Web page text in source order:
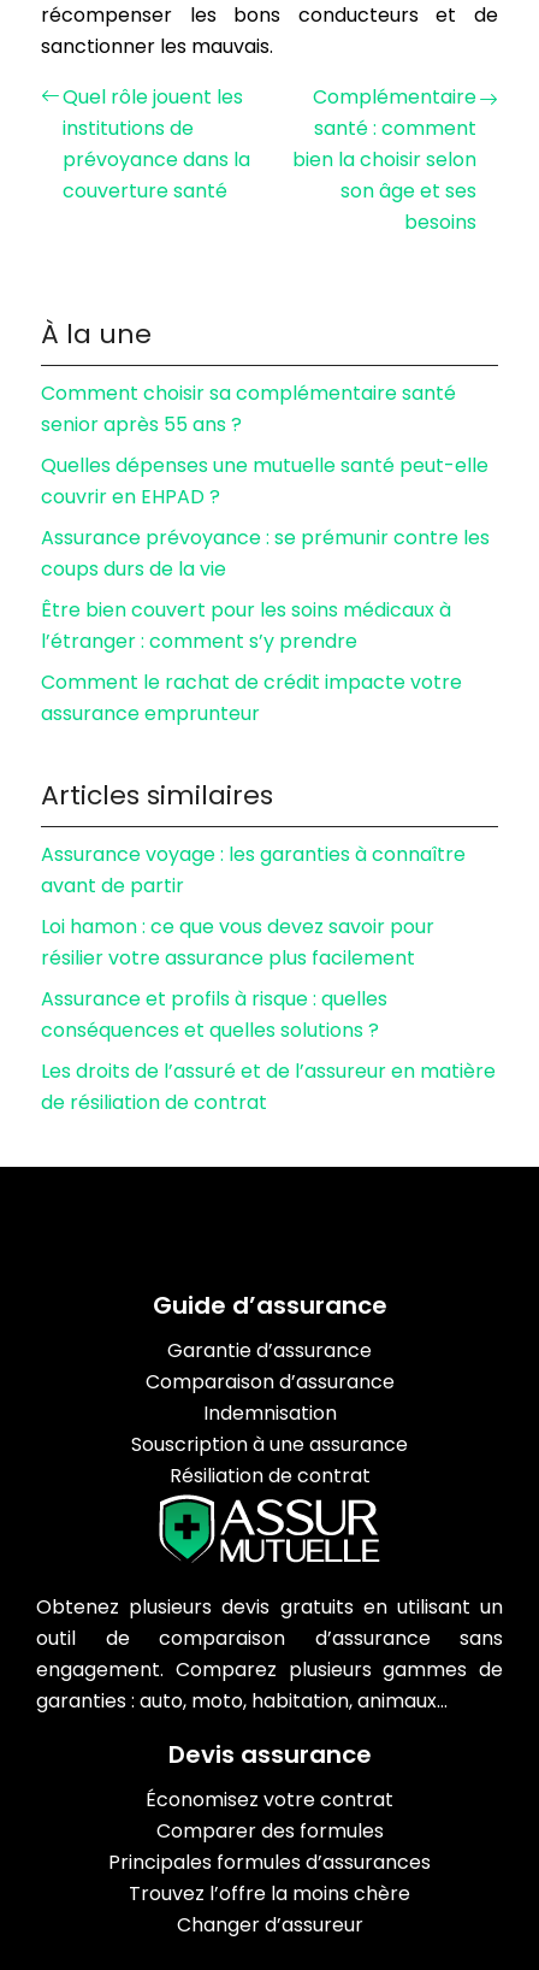
récompenser les bons conducteurs et de
sanctionner les mauvais.
Quel rôle jouent les
institutions de
prévoyance dans la
couverture santé
Complémentaire
santé : comment
bien la choisir selon
son âge et ses
besoins
À la une
Comment choisir sa complémentaire santé
senior après 55 ans ?
Quelles dépenses une mutuelle santé peut-elle
couvrir en EHPAD ?
Assurance prévoyance : se prémunir contre les
coups durs de la vie
Être bien couvert pour les soins médicaux à
l’étranger : comment s’y prendre
Comment le rachat de crédit impacte votre
assurance emprunteur
Articles similaires
Assurance voyage : les garanties à connaître
avant de partir
Loi hamon : ce que vous devez savoir pour
résilier votre assurance plus facilement
Assurance et profils à risque : quelles
conséquences et quelles solutions ?
Les droits de l’assuré et de l’assureur en matière
de résiliation de contrat
Guide d’assurance
Garantie d’assurance
Comparaison d’assurance
Indemnisation
Souscription à une assurance
Résiliation de contrat
Obtenez plusieurs devis gratuits en utilisant un
outil de comparaison d’assurance sans
engagement. Comparez plusieurs gammes de
garanties : auto, moto, habitation, animaux…
Devis assurance
Économisez votre contrat
Comparer des formules
Principales formules d’assurances
Trouvez l’offre la moins chère
Changer d’assureur